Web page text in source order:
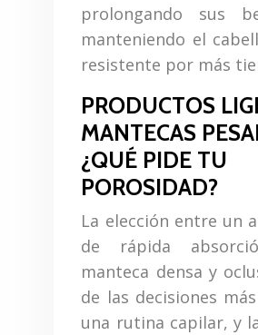
prolongando sus
manteniendo el
resistente por más
PRODUCTOS
MANTECAS
¿QUÉ PIDE TU
POROSIDAD?
La elección entre un
de rápida
manteca densa y
de las decisiones
una rutina capilar, y